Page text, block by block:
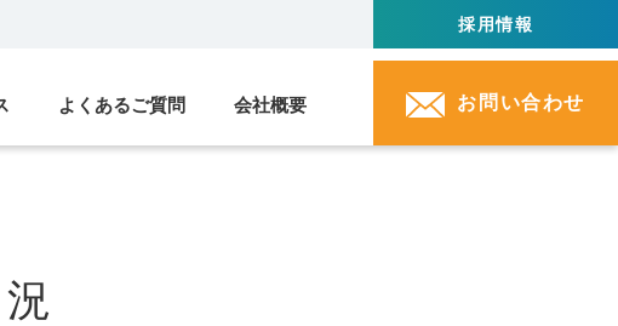
よくあるご質問 会社概要
採用情報
お問い合わせ